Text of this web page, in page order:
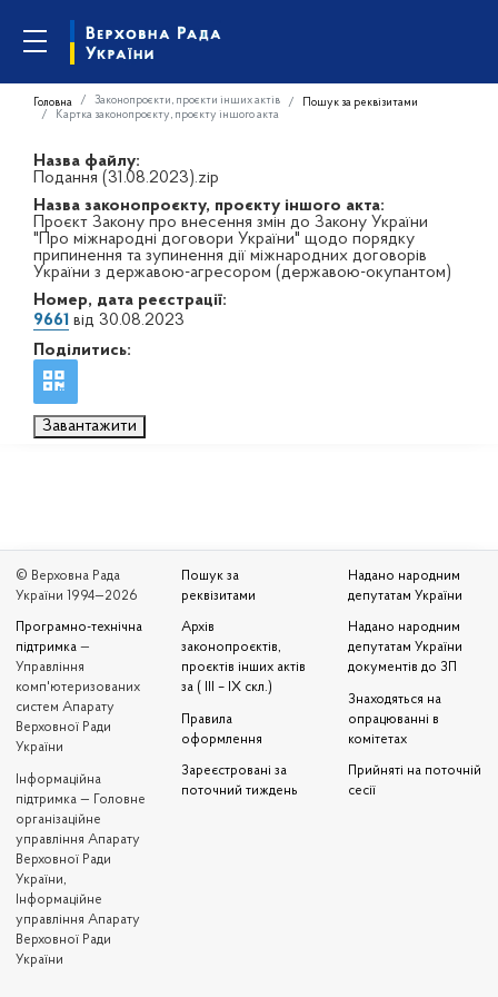
Головна Законопроєкти, проєкти інших актів
Пошук за реквізитами
Картка законопроєкту, проєкту іншого акта
Назва файлу:
Подання (31.08.2023).zip
Назва законопроєкту, проєкту іншого акта:
Проєкт Закону про внесення змін до Закону України
"Про міжнародні договори України" щодо порядку
припинення та зупинення дії міжнародних договорів
України з державою-агресором (державою-окупантом)
Номер, дата реєстрації:
9661 від 30.08.2023
Поділитись:
Завантажити
© Верховна Рада
України 1994—2026
Програмно-технічна
підтримка —
Управління
комп'ютеризованих
систем Апарату
Верховної Ради
України
Iнформаційна
підтримка — Головне
організаційне
управління Апарату
Верховної Ради
України,
Інформаційне
управління Апарату
Верховної Ради
України
Пошук за
реквізитами
Архів
законопроєктів,
проєктів інших актів
за ( III – IX скл.)
Правила
оформлення
Зареєстровані за
поточний тиждень
Надано народним
депутатам України
Надано народним
депутатам України
документів до ЗП
Знаходяться на
опрацюванні в
комітетах
Прийняті на поточній
сесії